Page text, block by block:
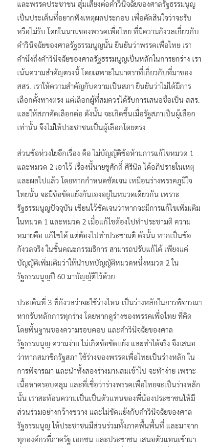
และพรรคประชาชน สุ่มเสี่ยงต่อคำวินิจฉัยของศาลรัฐธรรมนูญ
เป็นประเด็นที่อยากฟังเหตุผลประกอบ เพื่อตัดสินใจว่าจะรับ
หรือไม่รับ โดยในนามของพรรคเพื่อไทย ที่มีความกังวลเกี่ยวกับ
คำวินิจฉัยของศาลรัฐธรรมนูญนั้น ยืนยันว่าพรรคเพื่อไทย เรา
คำนึงถึงคำวินิจฉัยของศาลรัฐธรรมนูญเป็นหลักในการยกร่าง เรา
เน้นความสำคัญตรงนี้ โดยเฉพาะในมาตราที่เกี่ยวกับที่มาของ
สสร. เราให้ความสำคัญกับความเป็นสภา ยืนยันว่าไม่ได้มีการ
เลือกตั้งทางตรง แต่เลือกผู้ที่สมควรได้รับการเสนอชื่อเป็น สสร.
และให้สภาคัดเลือกต่อ ดังนั้น จะเกิดขึ้นเมื่อรัฐสภาเป็นผู้เลือก
เท่านั้น จึงไม่ให้ประชาชนเป็นผู้เลือกโดยตรง
ส่วนข้อห่วงใยอีกเรื่อง คือ ไม่บัญญัติข้อห้ามการแก้ไขหมวด 1
และหมวด 2 เอาไว้ เรื่องนี้นายชูศักดิ์ ศิรินิล ได้อภิปรายในเหตุ
และผลไปแล้ว โดยหากกำหนดชัดเจน เหมือนร่างพรรคภูมิใจ
ไทยนั้น จะมีข้อขัดแย้งกันเองอยู่ในหมวดเดียวกัน เพราะ
รัฐธรรมนูญปัจจุบัน เขียนไว้ชัดเจนว่าหากจะมีการแก้ไขเพิ่มเติม
ในหมวด 1 และหมวด 2 เมื่อแก้ไขต้องไปทำประชามติ ความ
หมายคือ แก้ไขได้ แต่ต้องไปทำประชามติ ดังนั้น หากเป็นข้อ
กังวลจริง ในชั้นคณะกรรมธิการ สามารถปรับแก้ได้ เพียงแค่
บัญญัติเพิ่มเติมว่าให้นำบทบัญญัติหมวดหนึ่งหมวด 2 ใน
รัฐธรรมนูญปี 60 มาบัญญัติไว้ด้วย
ประเด็นที่ 3 ที่กังวลว่าจะใช้ร่างไหน เป็นร่างหลักในการพิจารณา
หากรับหลักการทุกร่าง โดยหากดูร่างของพรรคเพื่อไทย ที่คิด
โดยพื้นฐานของความรอบคอบ และคำวินิจฉัยของศาล
รัฐธรรมนูญ ความง่าย ไม่เกิดข้อขัดแย้ง และทำได้จริง จึงเสนอ
ว่าหากสมาชิกรัฐสภา ใช้ร่างของพรรคเพื่อไทยเป็นร่างหลัก ใน
การพิจารณา และนำทั้งสองร่างมาผสมเข้าไป จะทำง่าย เพราะ
เนื้อหาครอบคลุม และที่เชื่อว่าร่างพรรคเพื่อไทยจะเป็นร่างหลัก
นั้น เราสะท้อนความเป็นเป็นตัวแทนของพี่น้องประชาชนให้มี
ส่วนร่วมอย่างกว้างขวาง และไม่ขัดแย้งกับคำวินิจฉัยของศาล
รัฐธรรมนูญ ให้ประชาชนมีส่วนร่วมทั้งภาคพื้นพื้นที่ และมาจาก
ทุกองค์กรที่ภาครัฐ เอกชน และประชาชน เสนอตัวแทนเข้ามา